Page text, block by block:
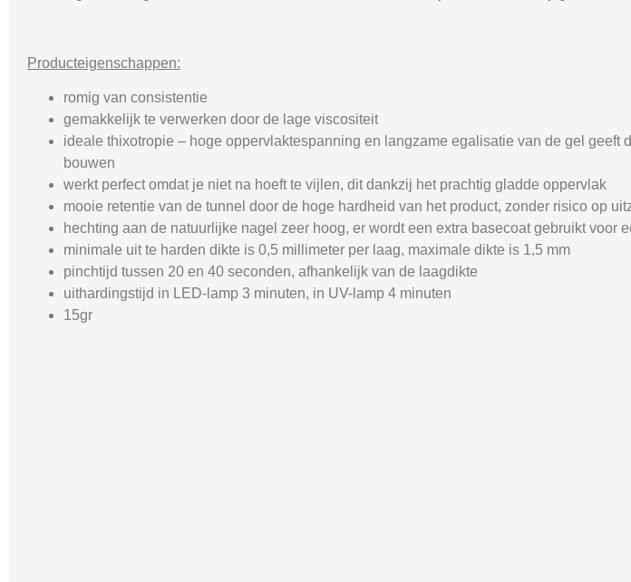
Producteigenschappen:
romig van consistentie
gemakkelijk te verwerken door de lage viscositeit
ideale thixotropie – hoge oppervlaktespanning en langzame egalisatie van de gel geeft
bouwen
werkt perfect omdat je niet na hoeft te vijlen, dit dankzij het prachtig gladde oppervlak
mooie retentie van de tunnel door de hoge hardheid van het product, zonder risico op
hechting aan de natuurlijke nagel zeer hoog, er wordt een extra basecoat gebruikt voor
minimale uit te harden dikte is 0,5 millimeter per laag, maximale dikte is 1,5 mm
pinchtijd tussen 20 en 40 seconden, afhankelijk van de laagdikte
uithardingstijd in LED-lamp 3 minuten, in UV-lamp 4 minuten
15gr